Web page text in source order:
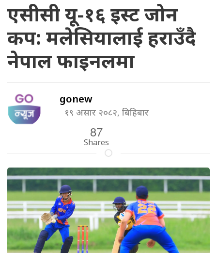
एसीसी यू-१६ इस्ट जोन
कप: मलेसियालाई हराउँदै
नेपाल फाइनलमा
gonew
१९ असार २०८२, बिहिबार
87
Shares